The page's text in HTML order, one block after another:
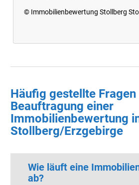
© Immobilienbewertung Stollberg
Häufig gestellte Fragen
Beauftragung einer
Immobilienbewertung
Stollberg/Erzgebirge
Wie läuft eine
ab?